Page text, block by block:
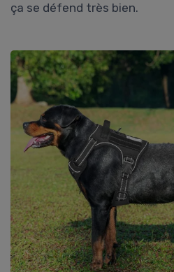
ça se défend très bien.